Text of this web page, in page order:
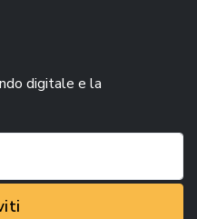
digitale e la